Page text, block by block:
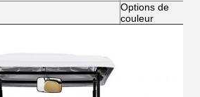
Options de
couleur